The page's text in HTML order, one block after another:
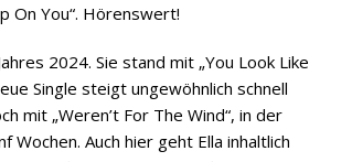
On You“. Hörenswert!
2024. Sie stand mit „You Look Like
Single steigt ungewöhnlich schnell
mit „Weren’t For The Wind“, in der
Auch hier geht Ella inhaltlich